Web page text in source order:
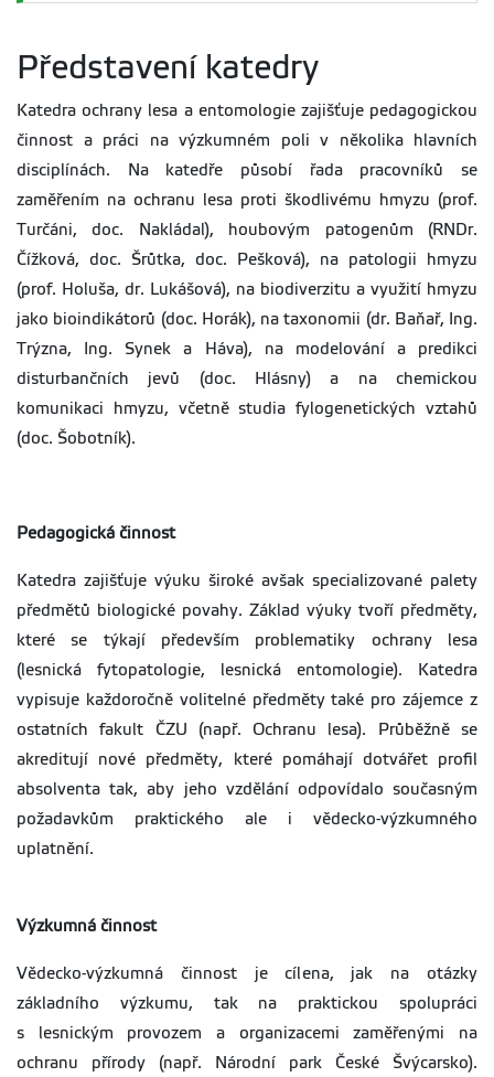
Představení katedry
Katedra ochrany lesa a entomologie zajišťuje pedagogickou
činnost a práci na výzkumném poli v několika hlavních
disciplínách. Na katedře působí řada pracovníků se
zaměřením na ochranu lesa proti škodlivému hmyzu (prof.
Turčáni, doc. Nakládal), houbovým patogenům (RNDr.
Čížková, doc. Šrůtka, doc. Pešková), na patologii hmyzu
(prof. Holuša, dr. Lukášová), na biodiverzitu a využití hmyzu
jako bioindikátorů (doc. Horák), na taxonomii (dr. Baňař, Ing.
Trýzna, Ing. Synek a Háva), na modelování a predikci
disturbančních jevů (doc. Hlásny) a na chemickou
komunikaci hmyzu, včetně studia fylogenetických vztahů
(doc. Šobotník).
Pedagogická činnost
Katedra zajišťuje výuku široké avšak specializované palety
předmětů biologické povahy. Základ výuky tvoří předměty,
které se týkají především problematiky ochrany lesa
(lesnická fytopatologie, lesnická entomologie). Katedra
vypisuje každoročně volitelné předměty také pro zájemce z
ostatních fakult ČZU (např. Ochranu lesa). Průběžně se
akreditují nové předměty, které pomáhají dotvářet profil
absolventa tak, aby jeho vzdělání odpovídalo současným
požadavkům praktického ale i vědecko-výzkumného
uplatnění.
Výzkumná činnost
Vědecko-výzkumná činnost je cílena, jak na otázky
základního výzkumu, tak na praktickou spolupráci
s lesnickým provozem a organizacemi zaměřenými na
ochranu přírody (např. Národní park České Švýcarsko).